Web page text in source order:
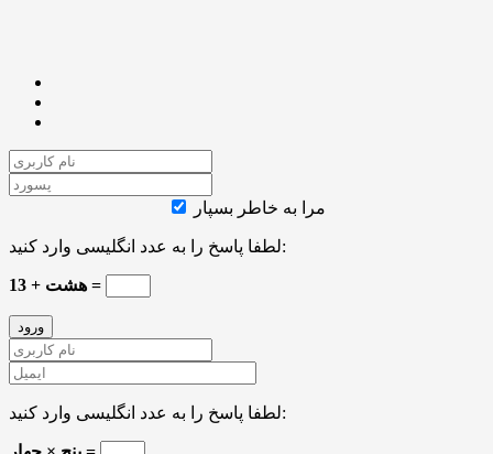
مرا به خاطر بسپار
لطفا پاسخ را به عدد انگلیسی وارد کنید:
هشت + 13 =
لطفا پاسخ را به عدد انگلیسی وارد کنید: